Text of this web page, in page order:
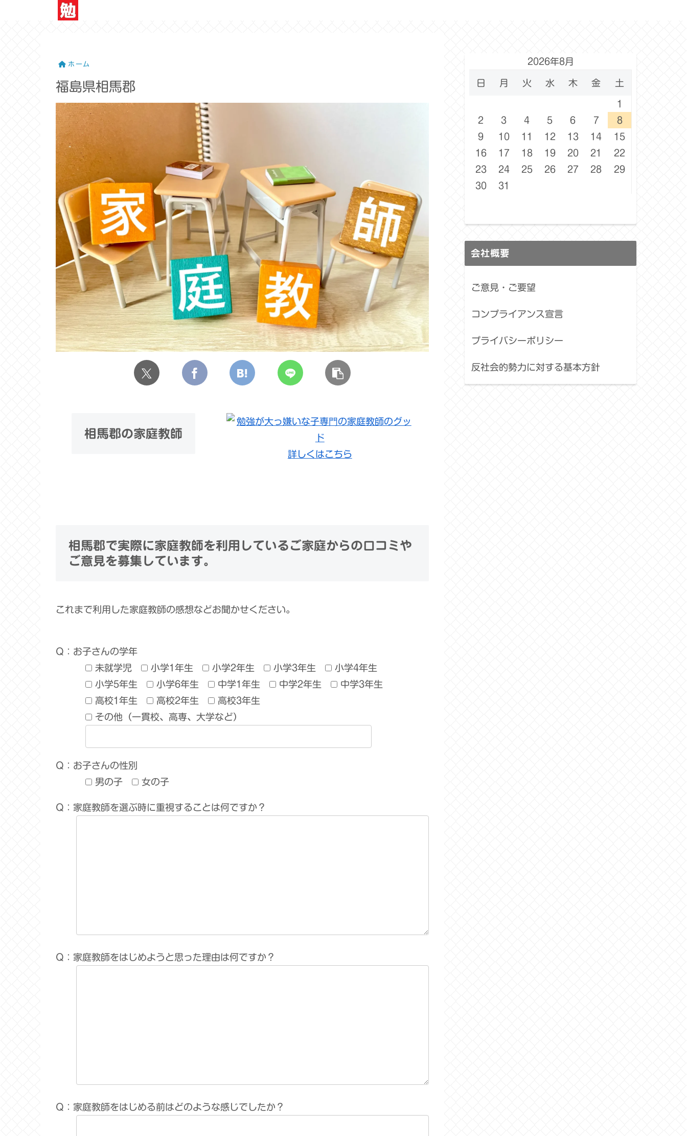
ホーム
福島県相馬郡
相馬郡の家庭教師
詳しくはこちら
相馬郡で実際に家庭教師を利用しているご家庭からの口コミや
ご意見を募集しています。
これまで利用した家庭教師の感想などお聞かせください。
Q：お子さんの学年
未就学児
小学1年生 小学2年生 小学3年生
小学4年生
小学5年生
小学6年生 中学1年生 中学2年生
中学3年生
高校1年生
高校2年生
高校3年生
その他（一貫校、高専、大学など）
Q：お子さんの性別
男の子
女の子
Q：家庭教師を選ぶ時に重視することは何ですか？
Q：家庭教師をはじめようと思った理由は何ですか？
Q：家庭教師をはじめる前はどのような感じでしたか？
2026年8月
日 月 火 水 木 金 土
1
2
3 4 5 6 7
8
9
10 11 12 13 14
15
16
17 18 19 20 21
22
23
24 25 26 27 28
29
30
31
会社概要
ご意見・ご要望
コンプライアンス宣言
プライバシーポリシー
反社会的勢力に対する基本方針